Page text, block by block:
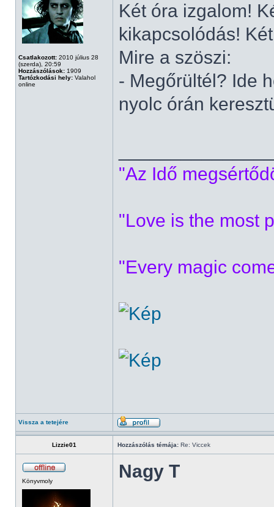
Csatlakozott: 2010 július 28
(szerda), 20:59
Hozzászólások: 1909
Tartózkodási hely: Valahol
online
Két óra izgalom!
kikapcsolódás!
Mire a szöszi:
- Megőrültél? Ide
nyolc órán
"Az Idő
"Love is the most
"Every magic
Vissza a tetejére
Lizzie01 Hozzászólás témája: Re: Viccek
Könyvmoly Nagy T